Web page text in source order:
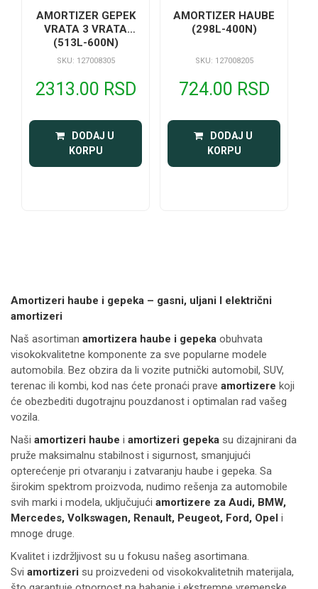
AMORTIZER GEPEK
VRATA 3 VRATA
(513L-600N)
SKU: 127008305
2313.00 RSD
DODAJ U
KORPU
AMORTIZER HAUBE
(298L-400N)
SKU: 127008205
724.00 RSD
DODAJ U
KORPU
Amortizeri haube i gepeka – gasni, uljani I električni
amortizeri
Naš asortiman amortizera haube i gepeka obuhvata
visokokvalitetne komponente za sve popularne modele
automobila. Bez obzira da li vozite putnički automobil, SUV,
terenac ili kombi, kod nas ćete pronaći prave amortizere koji
će obezbediti dugotrajnu pouzdanost i optimalan rad vašeg
vozila.
Naši amortizeri haube i amortizeri gepeka su dizajnirani da
pruže maksimalnu stabilnost i sigurnost, smanjujući
opterećenje pri otvaranju i zatvaranju haube i gepeka. Sa
širokim spektrom proizvoda, nudimo rešenja za automobile
svih marki i modela, uključujući amortizere za Audi, BMW,
Mercedes, Volkswagen, Renault, Peugeot, Ford, Opel i
mnoge druge.
Kvalitet i izdržljivost su u fokusu našeg asortimana.
Svi amortizeri su proizvedeni od visokokvalitetnih materijala,